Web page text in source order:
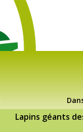
Lapins géants